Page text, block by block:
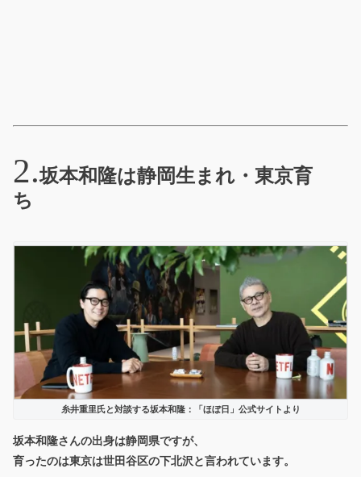
坂本和隆は静岡生まれ・東京育
ち
糸井重里氏と対談する坂本和隆：「ほぼ日」公式サイトより
坂本和隆さんの出身は静岡県ですが、
育ったのは東京は世田谷区の下北沢と言われています。